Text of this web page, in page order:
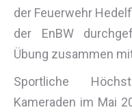
der Feuerwehr
der EnBW
Übung zusammen
Sportliche
Kameraden im Mai